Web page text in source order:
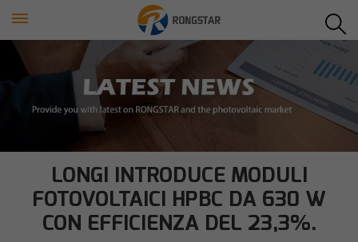
LONGI INTRODUCE MODULI
FOTOVOLTAICI HPBC DA 630 W
CON EFFICIENZA DEL 23,3%.